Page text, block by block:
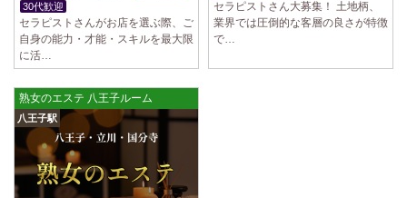
30代歓迎
セラピストさんがお店を選ぶ際、ご
自身の能力・才能・スキルを最大限
に活…
セラピストさん大募集！ 土地柄、
業界では圧倒的な客層の良さが特徴
で…
熟女のエステ 八王子ルーム
八王子駅